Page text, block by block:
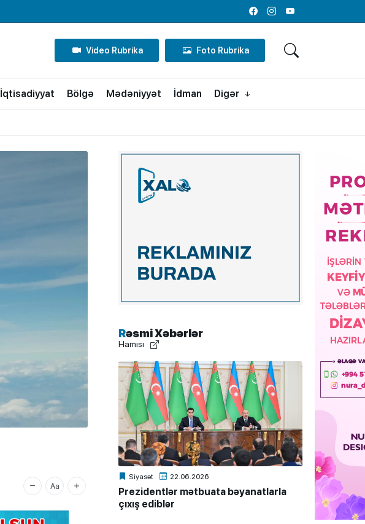
FacebookInstagramYoutube
Video Rubrika Foto Rubrika
İqtisadiyyat Bölgə Mədəniyyət İdman Digər
Rəsmi Xəbərlər
Hamısı
Siyasət 22.06.2026
Prezidentlər mətbuata bəyanatlarla
çıxış ediblər